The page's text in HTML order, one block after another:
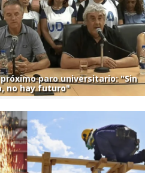
paro universitario: "Sin
no hay futuro"